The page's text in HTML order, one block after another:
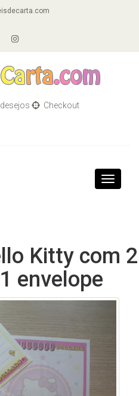
Checkout
Toggle
Kitty com 2
envelope